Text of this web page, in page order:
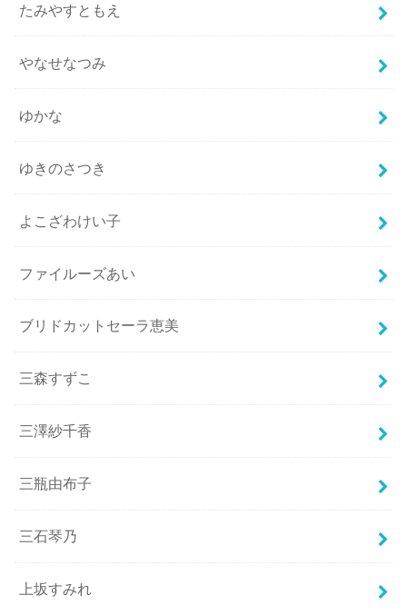
たみやすともえ
やなせなつみ
ゆかな
ゆきのさつき
よこざわけい子
ファイルーズあい
ブリドカットセーラ恵美
三森すずこ
三澤紗千香
三瓶由布子
三石琴乃
上坂すみれ